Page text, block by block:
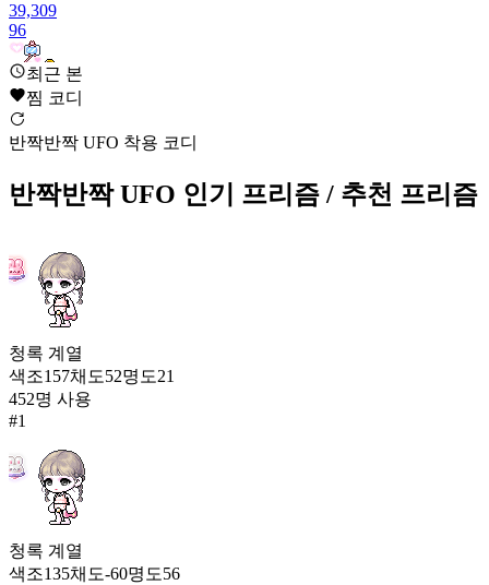
39,309
96
절대각도
38,461
97
38,396
98
우주 여행 중!
38,367
반짝반짝 UFO
37,871
100
37,808
101
빅토리아컵 응원봉
37,065
102
최근 본
찜 코디
반짝반짝 UFO 착용 코디
반짝반짝 UFO 인기 프리즘 / 추천 프리즘
청록 계열
색조157채도52명도21
452명 사용
#1
청록 계열
색조135채도-60명도56